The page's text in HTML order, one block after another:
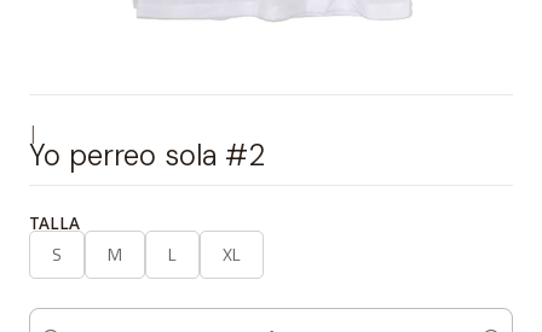
|
Yo perreo sola #2
TALLA
S M L XL